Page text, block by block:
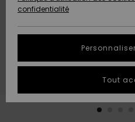
A
A
AIDE &
CONTACT
Démarrez
pour obtenir
COLLECTION
confidentialité
Tout